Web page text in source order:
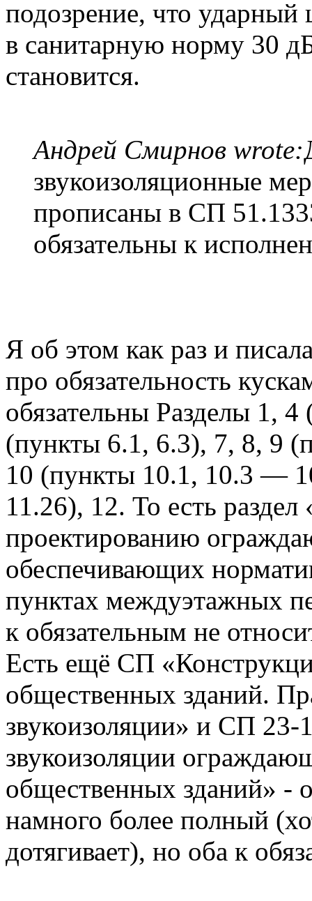
подозрение, что
в санитарную норму 30
становится.
Андрей Смирнов wrote:
звукоизоляционные
прописаны в СП
обязательны к
Я об этом как раз и
про обязательность
обязательны Разделы 1,
(пункты 6.1, 6.3), 7, 8, 9
10 (пункты 10.1, 10.3 —
11.26), 12. То есть
проектированию
обеспечивающих
пунктах междуэтажных
к обязательным не
Есть ещё СП
общественных зданий.
звукоизоляции» и СП 23-
звукоизоляции
общественных зданий» -
намного более полный
дотягивает), но оба к